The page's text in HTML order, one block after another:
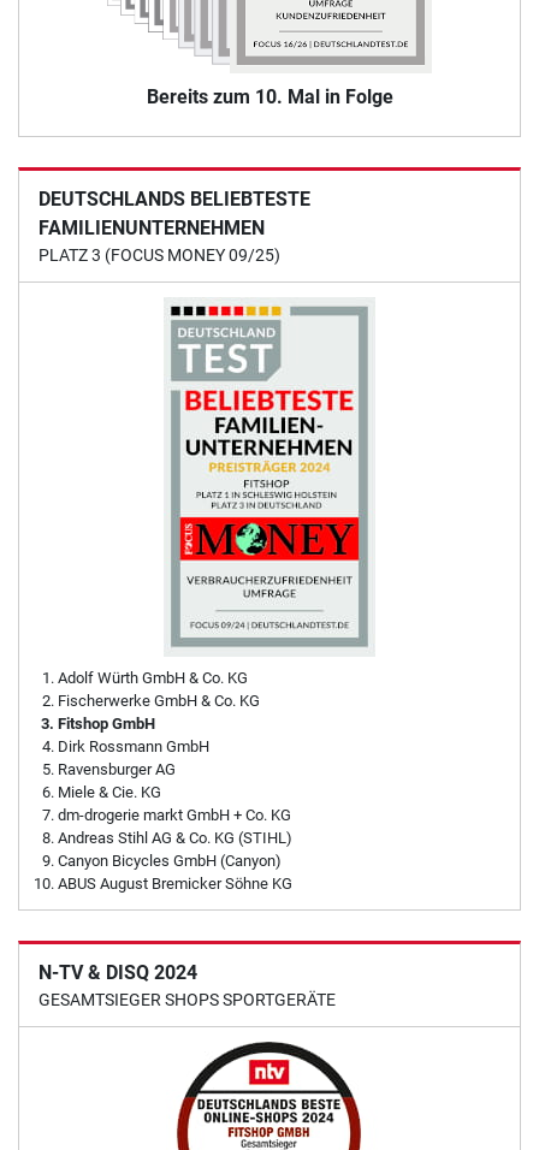
Bereits zum 10. Mal in Folge
DEUTSCHLANDS BELIEBTESTE
FAMILIENUNTERNEHMEN
PLATZ 3 (FOCUS MONEY 09/25)
Adolf Würth GmbH & Co. KG
Fischerwerke GmbH & Co. KG
Fitshop GmbH
Dirk Rossmann GmbH
Ravensburger AG
Miele & Cie. KG
dm-drogerie markt GmbH + Co. KG
Andreas Stihl AG & Co. KG (STIHL)
Canyon Bicycles GmbH (Canyon)
ABUS August Bremicker Söhne KG
N-TV & DISQ 2024
GESAMTSIEGER SHOPS SPORTGERÄTE